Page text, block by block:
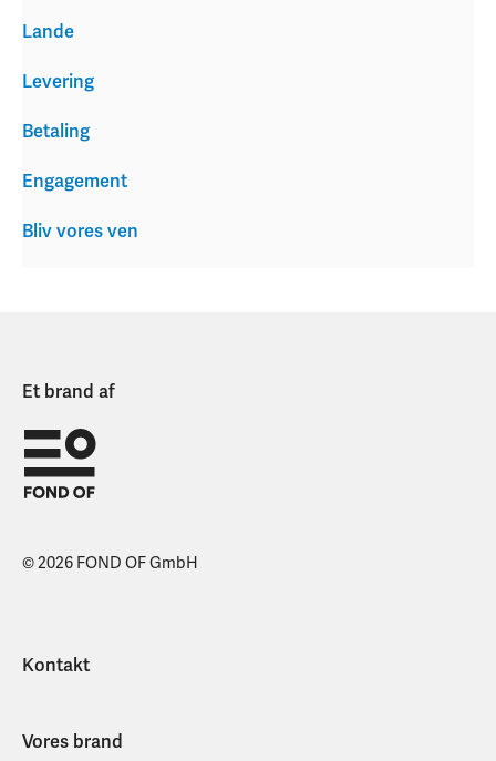
Levering
Betaling
Engagement
Bliv vores ven
Lande
Et brand af
© 2026 FOND OF GmbH
Kontakt
Vores brand